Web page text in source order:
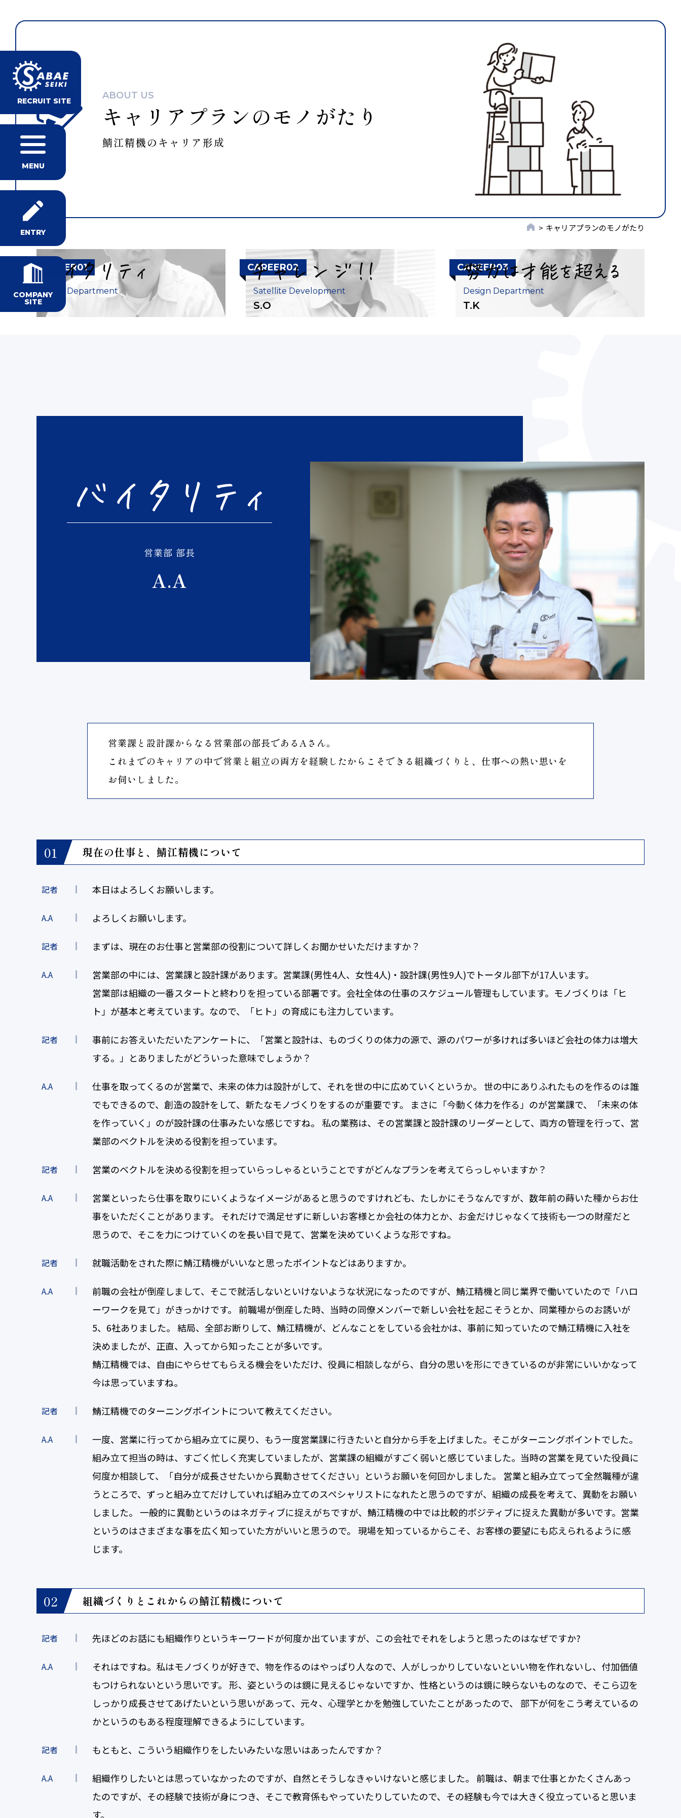
RECRUIT SITE
MENU
ENTRY
COMPANY
SITE
ABOUT
US
数
字
で
見
る
鯖
江
精
組
立
課
T.K
品
加
工
課
D.K
営
業
課
S.T
制
営
業
部
A.A
衛
星
プ
ロ
ジ
採
用
ロ
ー
新
卒
採
用
中
途
ABOUT US
キャリアプランのモノがたり
鯖江精機のキャリア形成
キャリアプランのモノがたり
CAREER01
Sales Department
CAREER02
Satellite Development
S.O
CAREER03
Design Department
T.K
営業部 部長
A.A
営業課と設計課からなる営業部の部長であるAさん。
これまでのキャリアの中で営業と組立の両方を経験したからこそできる組織づくりと、仕事への熱い思いを
お伺いしました。
現在の仕事と、鯖江精機について
記者 本日はよろしくお願いします。
A.A よろしくお願いします。
記者 まずは、現在のお仕事と営業部の役割について詳しくお聞かせいただけますか？
A.A
営業部の中には、営業課と設計課があります。営業課(男性4人、女性4人)・設計課(男性9人)でトータル部下が17人います。
営業部は組織の一番スタートと終わりを担っている部署です。会社全体の仕事のスケジュール管理もしています。モノづくりは「ヒ
ト」が基本と考えています。なので、「ヒト」の育成にも注力しています。
記者
事前にお答えいただいたアンケートに、「営業と設計は、ものづくりの体力の源で、源のパワーが多ければ多いほど会社の体力は増大
する。」とありましたがどういった意味でしょうか？
A.A
仕事を取ってくるのが営業で、未来の体力は設計がして、それを世の中に広めていくというか。 世の中にありふれたものを作るのは誰
でもできるので、創造の設計をして、新たなモノづくりをするのが重要です。 まさに「今動く体力を作る」のが営業課で、「未来の体
を作っていく」のが設計課の仕事みたいな感じですね。 私の業務は、その営業課と設計課のリーダーとして、両方の管理を行って、営
業部のベクトルを決める役割を担っています。
記者 営業のベクトルを決める役割を担っていらっしゃるということですがどんなプランを考えてらっしゃいますか？
A.A
営業といったら仕事を取りにいくようなイメージがあると思うのですけれども、たしかにそうなんですが、数年前の蒔いた種からお仕
事をいただくことがあります。 それだけで満足せずに新しいお客様とか会社の体力とか、お金だけじゃなくて技術も一つの財産だと
思うので、そこを力につけていくのを長い目で見て、営業を決めていくような形ですね。
記者 就職活動をされた際に鯖江精機がいいなと思ったポイントなどはありますか。
A.A
前職の会社が倒産しまして、そこで就活しないといけないような状況になったのですが、鯖江精機と同じ業界で働いていたので「ハロ
ーワークを見て」がきっかけです。 前職場が倒産した時、当時の同僚メンバーで新しい会社を起こそうとか、同業種からのお誘いが
5、6社ありました。 結局、全部お断りして、鯖江精機が、どんなことをしている会社かは、事前に知っていたので鯖江精機に入社を
決めましたが、正直、入ってから知ったことが多いです。
鯖江精機では、自由にやらせてもらえる機会をいただけ、役員に相談しながら、自分の思いを形にできているのが非常にいいかなって
今は思っていますね。
記者 鯖江精機でのターニングポイントについて教えてください。
A.A
一度、営業に行ってから組み立てに戻り、もう一度営業課に行きたいと自分から手を上げました。そこがターニングポイントでした。
組み立て担当の時は、すごく忙しく充実していましたが、営業課の組織がすごく弱いと感じていました。当時の営業を見ていた役員に
何度か相談して、「自分が成長させたいから異動させてください」というお願いを何回かしました。 営業と組み立てって全然職種が違
うところで、ずっと組み立てだけしていれば組み立てのスペシャリストになれたと思うのですが、組織の成長を考えて、異動をお願い
しました。 一般的に異動というのはネガティブに捉えがちですが、鯖江精機の中では比較的ポジティブに捉えた異動が多いです。営業
というのはさまざまな事を広く知っていた方がいいと思うので。 現場を知っているからこそ、お客様の要望にも応えられるように感
じます。
組織づくりとこれからの鯖江精機について
記者 先ほどのお話にも組織作りというキーワードが何度か出ていますが、この会社でそれをしようと思ったのはなぜですか?
A.A
それはですね。私はモノづくりが好きで、物を作るのはやっぱり人なので、人がしっかりしていないといい物を作れないし、付加価値
もつけられないという思いです。 形、姿というのは鏡に見えるじゃないですか、性格というのは鏡に映らないものなので、そこら辺を
しっかり成長させてあげたいという思いがあって、元々、心理学とかを勉強していたことがあったので、 部下が何をこう考えているの
かというのもある程度理解できるようにしています。
記者 もともと、こういう組織作りをしたいみたいな思いはあったんですか？
A.A
組織作りしたいとは思っていなかったのですが、自然とそうしなきゃいけないと感じました。 前職は、朝まで仕事とかたくさんあっ
たのですが、その経験で技術が身につき、そこで教育係もやっていたりしていたので、その経験も今では大きく役立っていると思いま
す。